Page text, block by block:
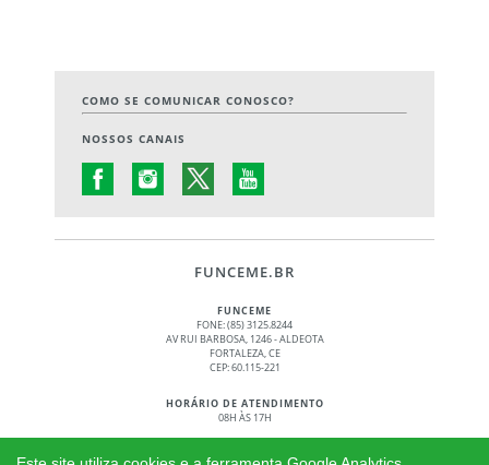
COMO SE COMUNICAR CONOSCO?
NOSSOS CANAIS
FUNCEME.BR
FUNCEME
FONE: (85) 3125.8244
AV RUI BARBOSA, 1246 - ALDEOTA
FORTALEZA, CE
CEP: 60.115-221
HORÁRIO DE ATENDIMENTO
08H ÀS 17H